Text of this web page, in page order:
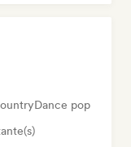
Dance pop